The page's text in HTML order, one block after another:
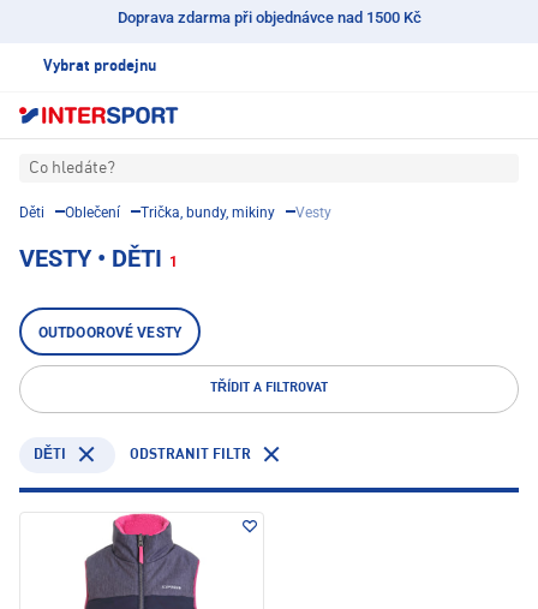
Doprava zdarma při objednávce nad 1500 Kč
Vybrat prodejnu
Co hledáte?
Děti Oblečení Trička, bundy, mikiny Vesty
VESTY • DĚTI 1
OUTDOOROVÉ VESTY
TŘÍDIT A FILTROVAT
DĚTI ODSTRANIT FILTR